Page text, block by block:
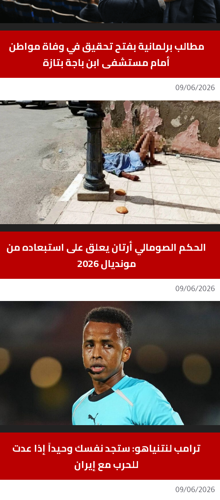
مطالب برلمانية بفتح تحقيق في وفاة مواطن
أمام مستشفى ابن باجة بتازة
09/06/2026
الحكم الصومالي أرتان يعلق على استبعاده من
مونديال 2026
09/06/2026
ترامب لنتنياهو: ستجد نفسك وحيداً إذا عدت
للحرب مع إيران
09/06/2026